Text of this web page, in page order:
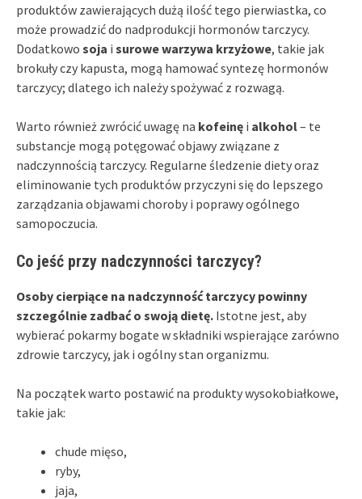
produktów zawierających dużą ilość tego pierwiastka, co
może prowadzić do nadprodukcji hormonów tarczycy.
Dodatkowo soja i surowe warzywa krzyżowe, takie jak
brokuły czy kapusta, mogą hamować syntezę hormonów
tarczycy; dlatego ich należy spożywać z rozwagą.
Warto również zwrócić uwagę na kofeinę i alkohol– te
substancje mogą potęgować objawy związane z
nadczynnością tarczycy. Regularne śledzenie diety oraz
eliminowanie tych produktów przyczyni się do lepszego
zarządzania objawami choroby i poprawy ogólnego
samopoczucia.
Co jeść przy nadczynności tarczycy?
Osoby cierpiące na nadczynność tarczycy powinny
szczególnie zadbać o swoją dietę. Istotne jest, aby
wybierać pokarmy bogate w składniki wspierające zarówno
zdrowie tarczycy, jak i ogólny stan organizmu.
Na początek warto postawić na produkty wysokobiałkowe,
takie jak:
chude mięso,
ryby,
jaja,